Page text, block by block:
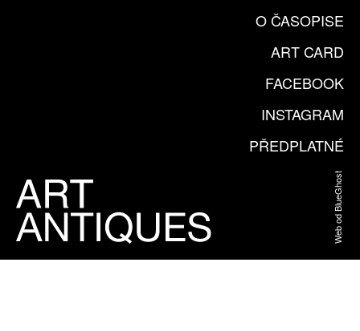
O ČASOPISE
ART CARD
FACEBOOK
INSTAGRAM
PŘEDPLATNÉ
Web od BlueGhost